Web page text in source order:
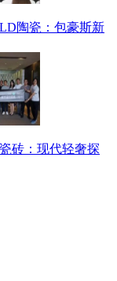
陶瓷：包豪斯新
砖：现代轻奢探